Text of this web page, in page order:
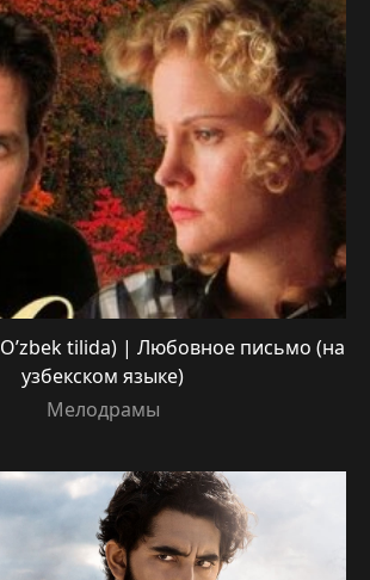
tilida) | Любовное письмо (на
узбекском языке)
Мелодрамы